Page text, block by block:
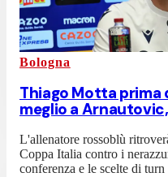
Bologna
Thiago Motta prima
meglio a
L'allenatore rossoblù
Coppa Italia contro i
conferenza e le scelte di turn